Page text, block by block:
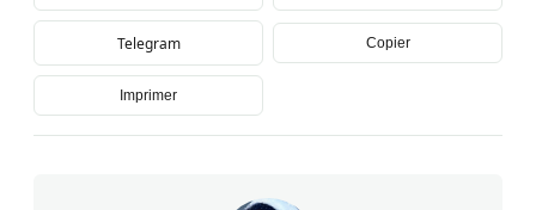
Telegram Copier
Imprimer